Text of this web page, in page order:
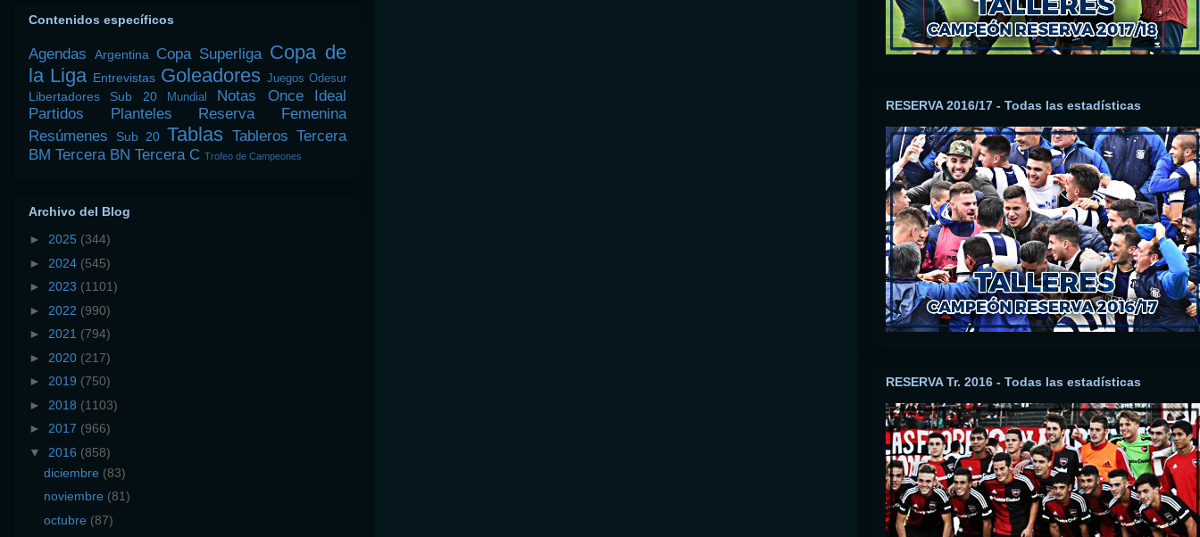
Contenidos específicos
Agendas Argentina Copa Superliga Copa de
la Liga Entrevistas Goleadores Juegos Odesur
Libertadores Sub 20 Mundial Notas
Once Ideal
Partidos
Planteles
Reserva Femenina
Resúmenes
Sub 20 Tablas Tableros Tercera
BM Tercera BN Tercera C Trofeo de Campeones
Archivo del Blog
► 2025 (344)
► 2024 (545)
► 2023 (1101)
► 2022 (990)
► 2021 (794)
► 2020 (217)
► 2019 (750)
► 2018 (1103)
► 2017 (966)
▼ 2016 (858)
diciembre (83)
noviembre (81)
octubre (87)
RESERVA 2016/17 - Todas las estadísticas
RESERVA Tr. 2016 - Todas las estadísticas